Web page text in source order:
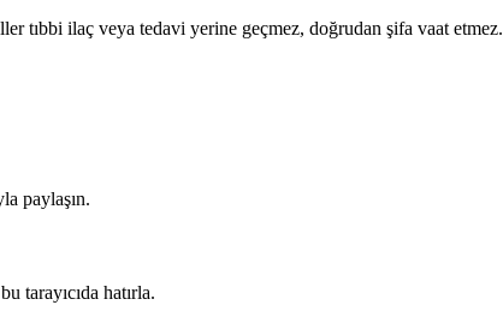
tıbbi ilaç veya tedavi yerine geçmez, doğrudan şifa vaat etmez.
paylaşın.
tarayıcıda hatırla.